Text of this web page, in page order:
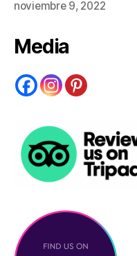
noviembre 9, 2022
Media